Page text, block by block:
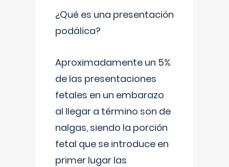
¿Qué es una presentación
podálica?
Aproximadamente un 5%
de las presentaciones
fetales en un embarazo
al llegar a término son de
nalgas, siendo la porción
fetal que se introduce en
primer lugar las